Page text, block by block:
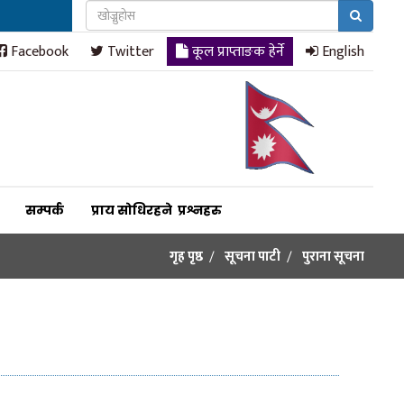
Facebook Twitter कूल प्राप्ताङक हेर्ने English
सम्पर्क प्राय सोधिरहने प्रश्नहरु
गृह पृष्ठ सूचना पाटी पुराना सूचना